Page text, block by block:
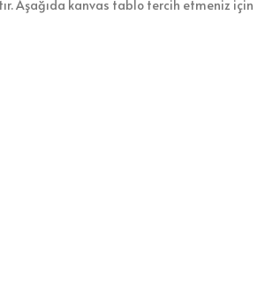
Aşağıda kanvas tablo tercih etmeniz için